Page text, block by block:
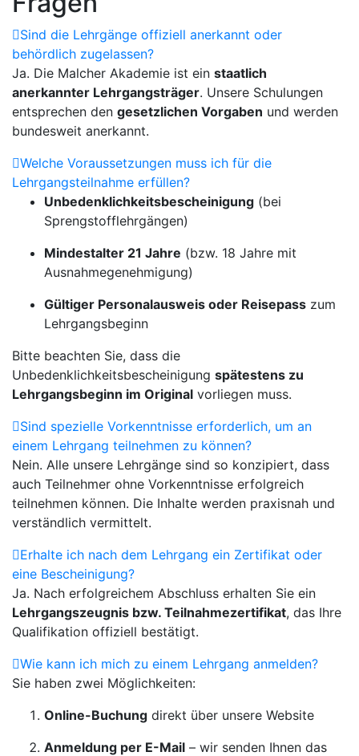
Sind die Lehrgänge offiziell anerkannt oder
behördlich zugelassen?
Ja. Die Malcher Akademie ist ein staatlich
anerkannter Lehrgangsträger. Unsere Schulungen
entsprechen den gesetzlichen Vorgaben und werden
bundesweit anerkannt.
Welche Voraussetzungen muss ich für die
Lehrgangsteilnahme erfüllen?
Unbedenklichkeitsbescheinigung (bei
Sprengstofflehrgängen)
Mindestalter 21 Jahre (bzw. 18 Jahre mit
Ausnahmegenehmigung)
Gültiger Personalausweis oder Reisepass zum
Lehrgangsbeginn
Bitte beachten Sie, dass die
Unbedenklichkeitsbescheinigung spätestens zu
Lehrgangsbeginn im Original vorliegen muss.
Sind spezielle Vorkenntnisse erforderlich, um an
einem Lehrgang teilnehmen zu können?
Nein. Alle unsere Lehrgänge sind so konzipiert, dass
auch Teilnehmer ohne Vorkenntnisse erfolgreich
teilnehmen können. Die Inhalte werden praxisnah und
verständlich vermittelt.
Erhalte ich nach dem Lehrgang ein Zertifikat oder
eine Bescheinigung?
Ja. Nach erfolgreichem Abschluss erhalten Sie ein
Lehrgangszeugnis bzw. Teilnahmezertifikat, das Ihre
Qualifikation offiziell bestätigt.
Wie kann ich mich zu einem Lehrgang anmelden?
Sie haben zwei Möglichkeiten:
Online-Buchung direkt über unsere Website
Anmeldung per E-Mail – wir senden Ihnen das